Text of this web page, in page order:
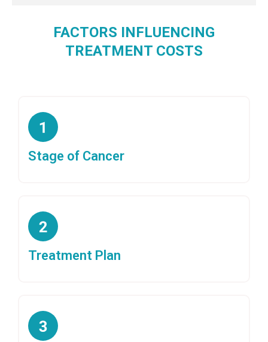
FACTORS INFLUENCING
TREATMENT COSTS
Stage of Cancer
Treatment Plan